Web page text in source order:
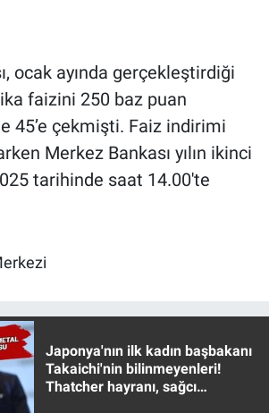
ocak ayında gerçekleştirdiği
faizini 250 baz puan
45’e çekmişti. Faiz indirimi
Merkez Bankası yılın ikinci
tarihinde saat 14.00'te
Japonya'nın ilk kadın başbakanı
Takaichi'nin bilinmeyenleri!
Thatcher hayranı, sağcı